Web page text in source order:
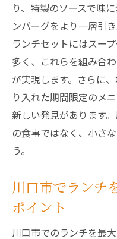
り、特製のソースで味
ンバーグをより一層引
ランチセットにはスー
多く、これらを組み合
が実現します。さらに
り入れた期間限定のメ
新しい発見があります
の食事ではなく、小さ
う。
川口市でランチ
ポイント
川口市でのランチを最